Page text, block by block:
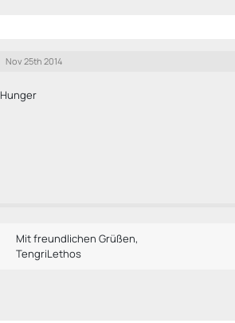
Nov 25th 2014
Hunger
Mit freundlichen Grüßen,
TengriLethos